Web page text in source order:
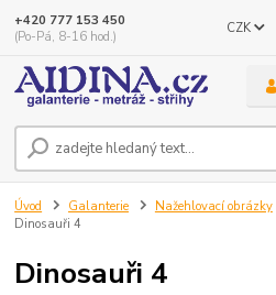
CZK
+420 777 153 450
(Po-Pá, 8-16 hod.)
Úvod Galanterie Nažehlovací obrázky
Dinosauři 4
Dinosauři 4